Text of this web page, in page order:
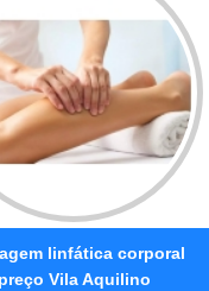
linfática corporal
preço Vila Aquilino